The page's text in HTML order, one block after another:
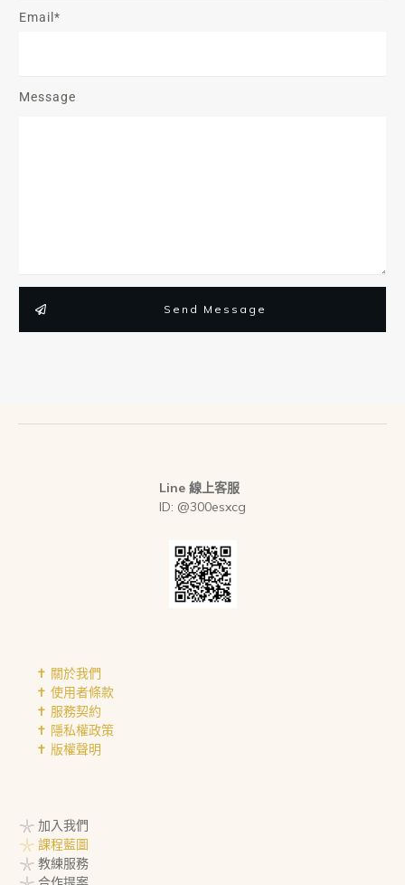
Email*
Message
Send Message
Line 線上客服
ID: @300esxcg
✝︎ 關於我們
✝︎ 使用者條款
✝︎ 服務契約
✝︎ 隱私權政策
✝︎ 版權聲明
𓇼 加入我們
𓇼 課程藍圖
𓇼 教練服務